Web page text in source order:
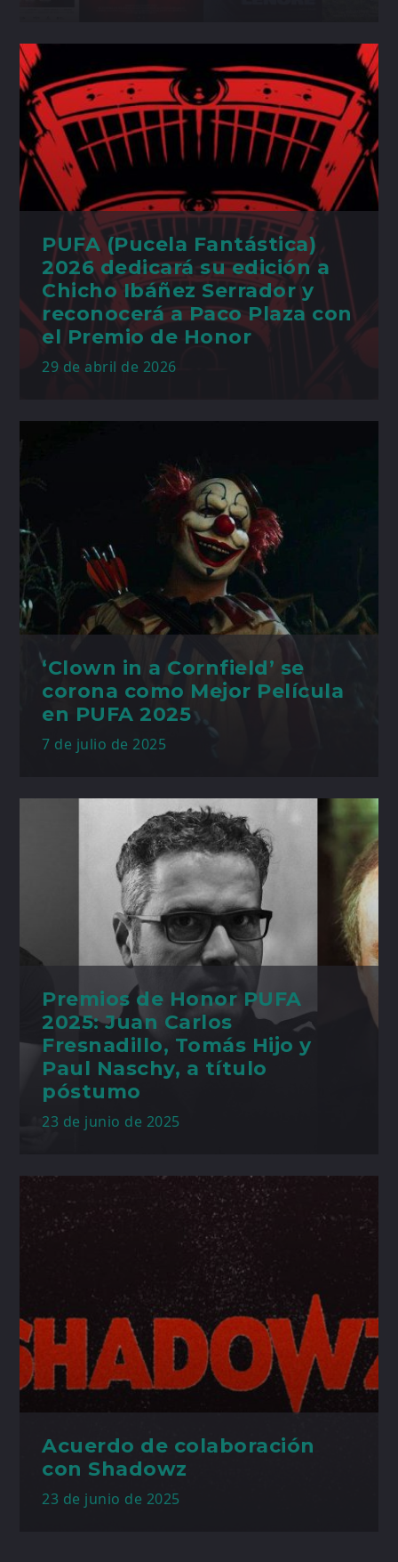
PUFA (Pucela Fantástica)
2026 dedicará su edición a
Chicho Ibáñez Serrador y
reconocerá a Paco Plaza con
el Premio de Honor
29 de abril de 2026
‘Clown in a Cornfield’ se
corona como Mejor Película
en PUFA 2025
7 de julio de 2025
Premios de Honor PUFA
2025: Juan Carlos
Fresnadillo, Tomás Hijo y
Paul Naschy, a título
póstumo
23 de junio de 2025
Acuerdo de colaboración
con Shadowz
23 de junio de 2025